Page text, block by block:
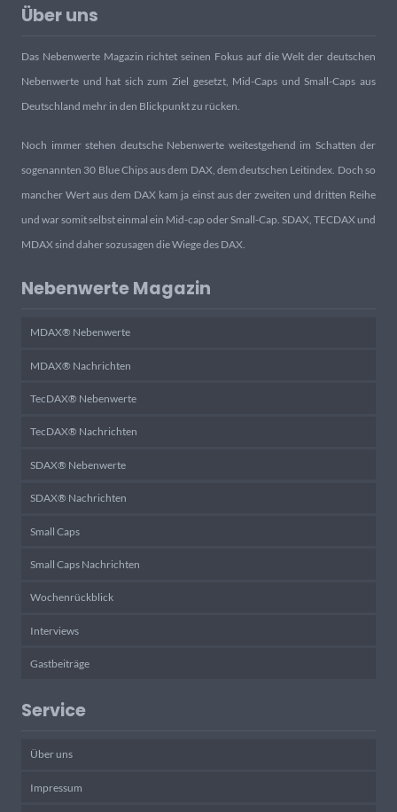
Über uns
Das Nebenwerte Magazin richtet seinen Fokus auf die Welt der deutschen
Nebenwerte und hat sich zum Ziel gesetzt, Mid-Caps und Small-Caps aus
Deutschland mehr in den Blickpunkt zu rücken.
Noch immer stehen deutsche Nebenwerte weitestgehend im Schatten der
sogenannten 30 Blue Chips aus dem DAX, dem deutschen Leitindex. Doch so
mancher Wert aus dem DAX kam ja einst aus der zweiten und dritten Reihe
und war somit selbst einmal ein Mid-cap oder Small-Cap. SDAX, TECDAX und
MDAX sind daher sozusagen die Wiege des DAX.
Nebenwerte Magazin
MDAX® Nebenwerte
MDAX® Nachrichten
TecDAX® Nebenwerte
TecDAX® Nachrichten
SDAX® Nebenwerte
SDAX® Nachrichten
Small Caps
Small Caps Nachrichten
Wochenrückblick
Interviews
Gastbeiträge
Service
Über uns
Impressum